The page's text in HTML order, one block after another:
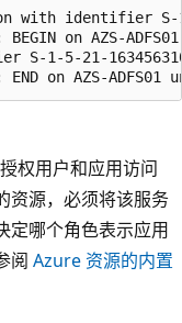
with identifier S-1-
on AZS-
1-5-21-
权用户和应用访问
资源，必须将该服务
定哪个角色表示应用
阅 Azure 资源的内置